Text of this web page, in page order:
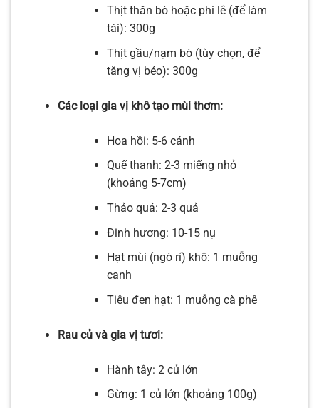
Thịt thăn bò hoặc phi lê (để làm
tái): 300g
Thịt gầu/nạm bò (tùy chọn, để
tăng vị béo): 300g
Các loại gia vị khô tạo mùi thơm:
Hoa hồi: 5-6 cánh
Quế thanh: 2-3 miếng nhỏ
(khoảng 5-7cm)
Thảo quả: 2-3 quả
Đinh hương: 10-15 nụ
Hạt mùi (ngò rí) khô: 1 muỗng
canh
Tiêu đen hạt: 1 muỗng cà phê
Rau củ và gia vị tươi:
Hành tây: 2 củ lớn
Gừng: 1 củ lớn (khoảng 100g)